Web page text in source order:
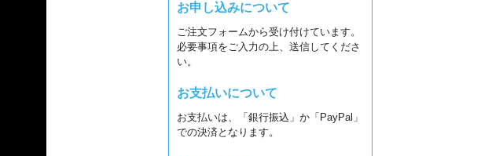
お申し込みについて
ご注文フォームから受け付けています。
必要事項をご入力の上、送信してくださ
い。
お支払いについて
お支払いは、「銀行振込」か「PayPal」
での決済となります。